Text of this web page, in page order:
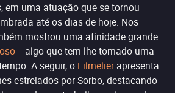
em uma atuação que se tornou
até os dias de hoje. Nos
mostrou uma afinidade grande
-- algo que tem lhe tomado uma
A seguir, o Filmelier apresenta
estrelados por Sorbo, destacando